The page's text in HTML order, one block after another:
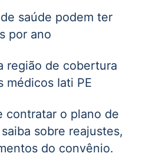
saúde podem ter
por ano
região de cobertura
médicos Iati PE
contratar o plano de
sobre reajustes,
do convênio.